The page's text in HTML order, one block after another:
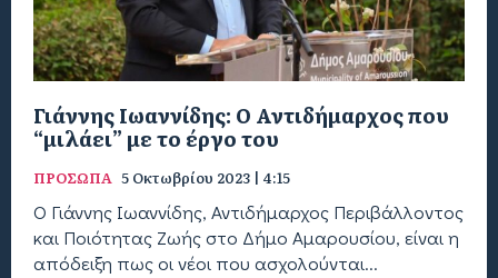
Γιάννης Ιωαννίδης: Ο Αντιδήμαρχος που
“μιλάει” με το έργο του
ΠΡΟΣΩΠΑ 5 Οκτωβρίου 2023 | 4:15
Ο Γιάννης Ιωαννίδης, Αντιδήμαρχος Περιβάλλοντος
και Ποιότητας Ζωής στο Δήμο Αμαρουσίου, είναι η
απόδειξη πως οι νέοι που ασχολούνται...